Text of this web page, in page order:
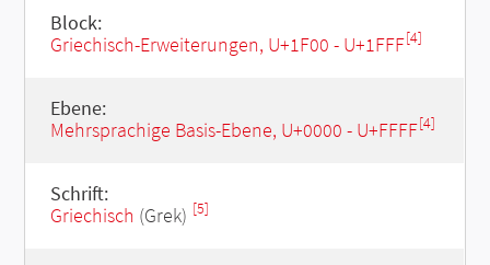
Block:
Griechisch-Erweiterungen, U+1F00 - U+1FFF[4]
Ebene:
Mehrsprachige Basis-Ebene, U+0000 - U+FFFF[4]
Schrift:
Griechisch (Grek) [5]